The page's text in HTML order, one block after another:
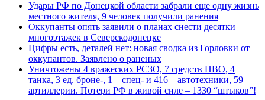
Удары РФ по Донецкой области забрали еще одну жизнь
местного жителя, 9 человек получили ранения
Оккупанты опять заявили о планах снести десятки
многоэтажек в Северскодонецке
Цифры есть, деталей нет: новая сводка из Горловки от
оккупантов. Заявлено о раненых
Уничтожены 4 вражеских РСЗО, 7 средств ПВО, 4
танка, 3 ед. броне-, 1 – спец- и 416 – автотехники, 59 –
артиллерии. Потери РФ в живой силе – 1330 “штыков”!